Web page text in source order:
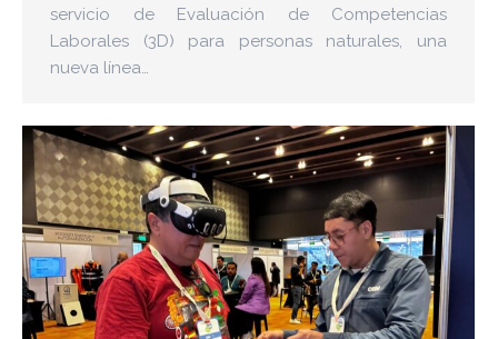
servicio de Evaluación de Competencias
Laborales (3D) para personas naturales, una
nueva línea…